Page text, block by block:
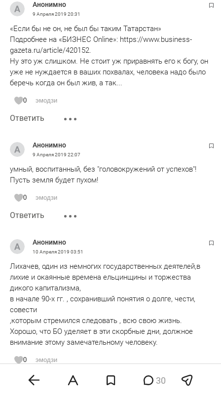
Анонимно
9 Апреля 2019 20:31
«Если бы не он, не был бы таким Татарстан»
Подробнее на «БИЗНЕС Online»: https://www.business-
gazeta.ru/article/420152.
Ну это уж слишком. Не стоит уж приравнять его к богу, он
уже не нуждается в ваших похвалах, человека надо было
беречь когда он был жив, а так...
0 эмодзи
Ответить
Анонимно
9 Апреля 2019 22:07
умный, воспитанный, без "головокружений от успехов"!
Пусть земля будет пухом!
0 эмодзи
Ответить
Анонимно
10 Апреля 2019 03:51
Лихачев, один из немногих государственных деятелей,в
лихие и окаянные времена ельцинщины и торжества
дикого капитализма,
в начале 90-х гг. , сохранивший понятия о долге, чести,
совести
,которым стремился следовать , всю свою жизнь.
Хорошо, что БО уделяет в эти скорбные дни, должное
внимание этому замечательному человеку.
0 эмодзи
Показать ответы 1 Ответить 30